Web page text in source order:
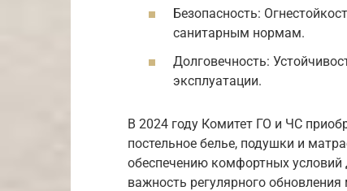
Безопасность:
санитарным нормам.
Долговечность:
эксплуатации.
В 2024 году Комитет ГО и ЧС
постельное белье, подушки и
обеспечению комфортных
важность регулярного